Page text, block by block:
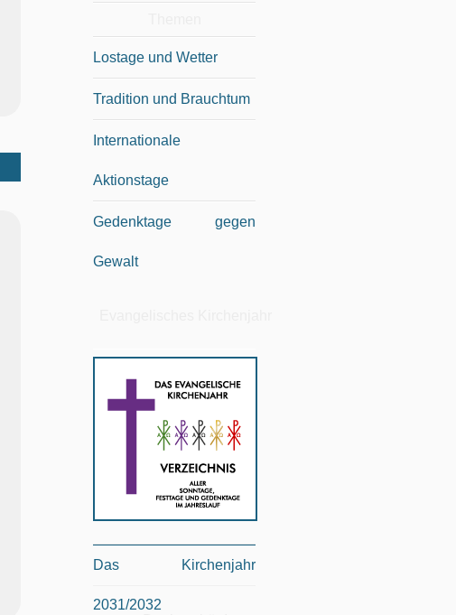
Lostage und Wetter
Tradition und Brauchtum
Internationale
Aktionstage
Gedenktage gegen
Gewalt
Das Kirchenjahr
2031/2032